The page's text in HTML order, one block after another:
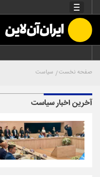
صفحه نخست سیاست
آخرین اخبار سیاست